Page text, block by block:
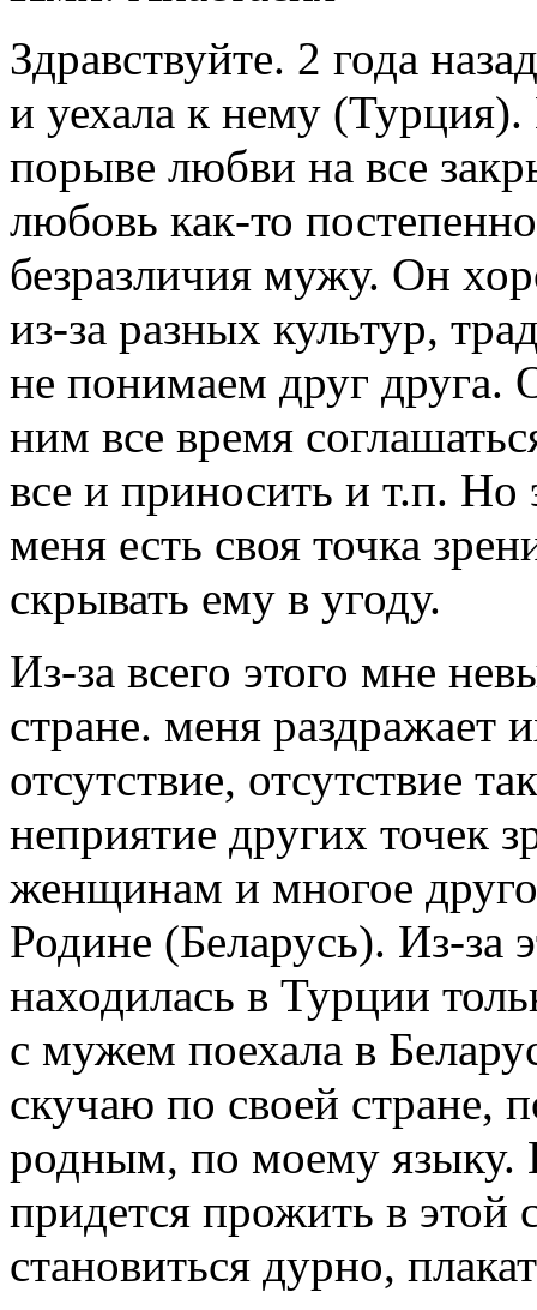
Здравствуйте. 2 года
и уехала к нему
порыве любви на все
любовь как-то
безразличия мужу. Он
из-за разных культур,
не понимаем друг друга.
ним все время
все и приносить и т.п. Но
меня есть своя точка
скрывать ему в угоду.
Из-за всего этого мне
стране. меня раздражает
отсутствие, отсутствие
неприятие других точек
женщинам и многое
Родине (Беларусь). Из-за
находилась в Турции
с мужем поехала в
скучаю по своей стране,
родным, по моему языку.
придется прожить в этой
становиться дурно,